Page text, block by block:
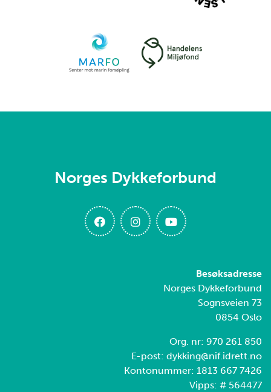
Norges Dykkeforbund
Besøksadresse
Norges Dykkeforbund
Sognsveien 73
0854 Oslo
Org. nr: 970 261 850
E-post: dykking@nif.idrett.no
Kontonummer: 1813 667 7426
Vipps: # 564477